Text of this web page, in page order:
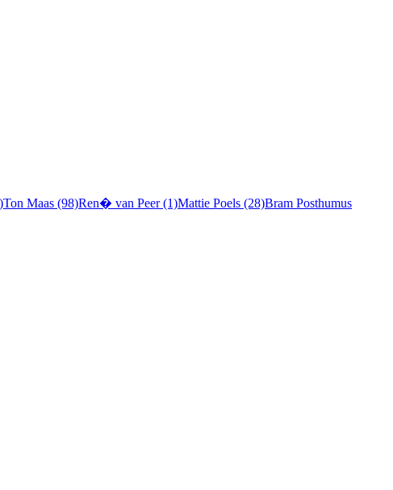
Ton Maas (98)Ren� van Peer (1)Mattie Poels (28)Bram Posthumus